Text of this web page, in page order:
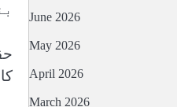
June 2026
May 2026
April 2026
March 2026